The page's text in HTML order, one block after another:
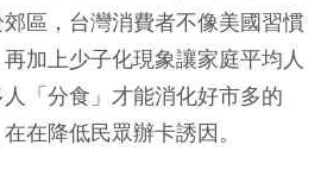
區，台灣消費者不像美國習慣
加上少子化現象讓家庭平均人
「分食」才能消化好市多的
在降低民眾辦卡誘因。